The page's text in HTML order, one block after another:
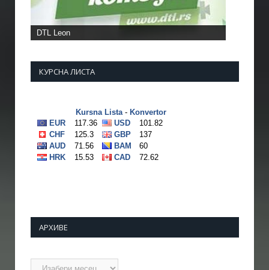
КУРСНА ЛИСТА
АРХИВЕ
Архиве